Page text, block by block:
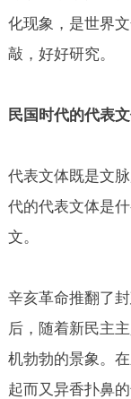
化现象，是世界
敲，好好研究。
民国时代的代表
代表文体既是文
代的代表文体是
文。
辛亥革命推翻了
后，随着新民主
机勃勃的景象。
起而又异香扑鼻